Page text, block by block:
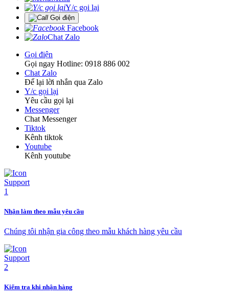
Y/c gọi lại
Gọi điện
Facebook
Chat Zalo
Gọi điện
Gọi ngay Hotline: 0918 886 002
Chat Zalo
Để lại lời nhắn qua Zalo
Y/c gọi lại
Yêu cầu gọi lại
Messenger
Chat Messenger
Tiktok
Kênh tiktok
Youtube
Kênh youtube
Nhận làm theo mẫu yêu cầu
Chúng tôi nhận gia công theo mẫu khách hàng yêu cầu
Kiểm tra khi nhận hàng